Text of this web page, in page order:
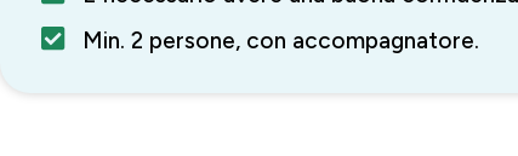
Min. 2 persone, con accompagnatore.